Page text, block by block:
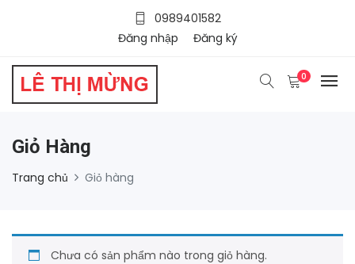
0989401582
Đăng nhập
Đăng ký
0
Giỏ Hàng
Trang chủ Giỏ hàng
Chưa có sản phẩm nào trong giỏ hàng.